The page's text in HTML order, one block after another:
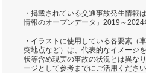
・掲載されている交通事故発生情報
情報のオープンデータ」2019～2024
・イラストに使用している各要素（
突地点など）は、代表的なイメージ
状等含め現実の事故の状況とは異な
ージとして参考までにご活用ください